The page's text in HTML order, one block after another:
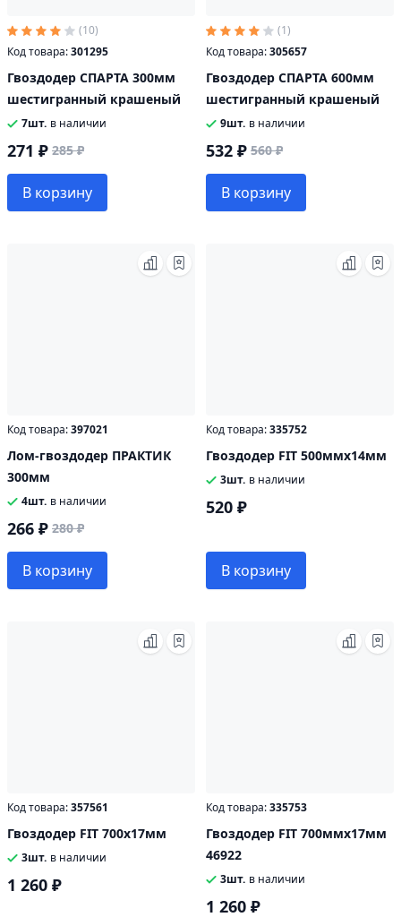
(10)
Код товара:301295
Гвоздодер СПАРТА 300мм
шестигранный крашеный
7шт. в наличии
271 ₽ 285 ₽
В корзину
(1)
Код товара:305657
Гвоздодер СПАРТА 600мм
шестигранный крашеный
9шт. в наличии
532 ₽ 560 ₽
В корзину
Код товара:397021
Лом-гвоздодер ПРАКТИК
300мм
4шт. в наличии
266 ₽ 280 ₽
В корзину
Код товара:335752
Гвоздодер FIT 500ммх14мм
3шт. в наличии
520 ₽
В корзину
Код товара:357561
Гвоздодер FIT 700х17мм
3шт. в наличии
1 260 ₽
Код товара:335753
Гвоздодер FIT 700ммх17мм
46922
3шт. в наличии
1 260 ₽